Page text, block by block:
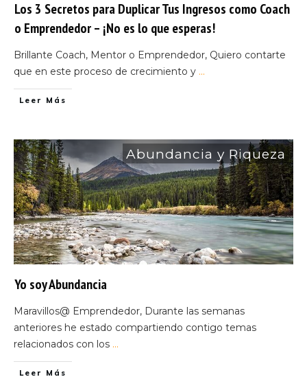
Los 3 Secretos para Duplicar Tus Ingresos como Coach
o Emprendedor – ¡No es lo que esperas!
Brillante Coach, Mentor o Emprendedor, Quiero contarte
que en este proceso de crecimiento y ...
Leer Más
Abundancia y Riqueza
Yo soy Abundancia
Maravillos@ Emprendedor, Durante las semanas
anteriores he estado compartiendo contigo temas
relacionados con los ...
Leer Más